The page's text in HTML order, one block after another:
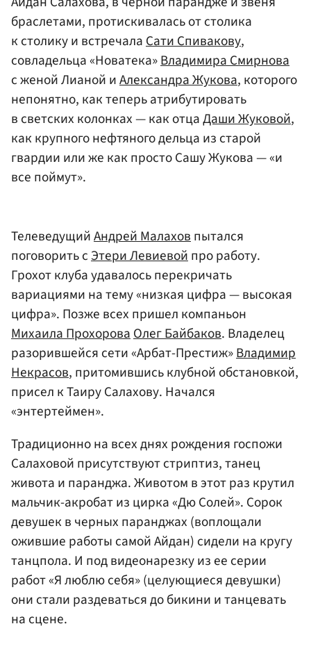
браслетами, протискивалась от столика
к столику и встречала Сати Спивакову,
совладельца «Новатека»Владимира Смирнова
с женой Лианой иАлександра Жукова, которого
непонятно, как теперь атрибутировать
в светских колонках — как отцаДаши Жуковой,
как крупного нефтяного дельца из старой
гвардии или же как просто Сашу Жукова — «и
все поймут».
ТелеведущийАндрей Малаховпытался
поговорить сЭтери Левиевойпро работу.
Грохот клуба удавалось перекричать
вариациями на тему «низкая цифра — высокая
цифра». Позже всех пришел компаньон
Михаила ПрохороваОлег Байбаков. Владелец
разорившейся сети «Арбат-Престиж»Владимир
Некрасов, притомившись клубной обстановкой,
присел к Таиру Салахову. Начался
«энтертеймен».
Традиционно на всех днях рождения госпожи
Салаховой присутствуют стриптиз, танец
живота и паранджа. Животом в этот раз крутил
мальчик-акробат из цирка «Дю Солей». Сорок
девушек в черных паранджах (воплощали
ожившие работы самой Айдан) сидели на кругу
танцпола. И под видеонарезку из ее серии
работ «Я люблю себя» (целующиеся девушки)
они стали раздеваться до бикини и танцевать
на сцене.